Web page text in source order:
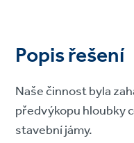
Popis řešení
Naše činnost byla
předvýkopu hloubky
stavební jámy.